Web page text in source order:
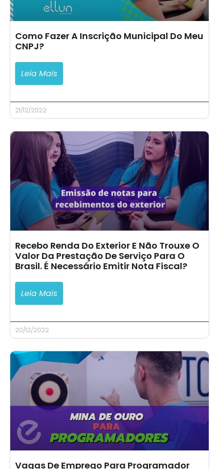
Como Fazer A Inscrição Municipal Do Meu
CNPJ?
Leia Mais
21/12/2022
Recebo Renda Do Exterior E Não Trouxe O
Valor Da Prestação De Serviço Para O
Brasil. É Necessário Emitir Nota Fiscal?
Leia Mais
20/12/2022
Vagas De Emprego Para Programador